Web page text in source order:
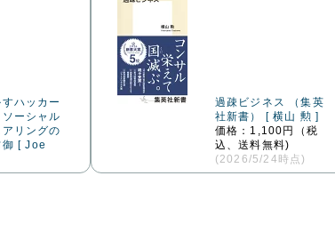
ハッカー
ーシャル
リングの
御 [ Joe
過疎ビジネス （集英
社新書） [ 横山 勲 ]
価格：1,100円（税
込、送料無料)
(2026/5/24時点)